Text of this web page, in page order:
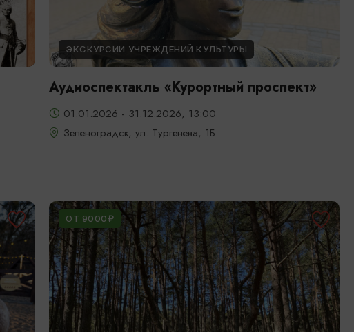
ЭКСКУРСИИ УЧРЕЖДЕНИЙ КУЛЬТУРЫ
Аудиоспектакль «Курортный проспект»
01.01.2026 - 31.12.2026, 13:00
Зеленоградск, ул. Тургенева, 1Б
ОТ 9000₽